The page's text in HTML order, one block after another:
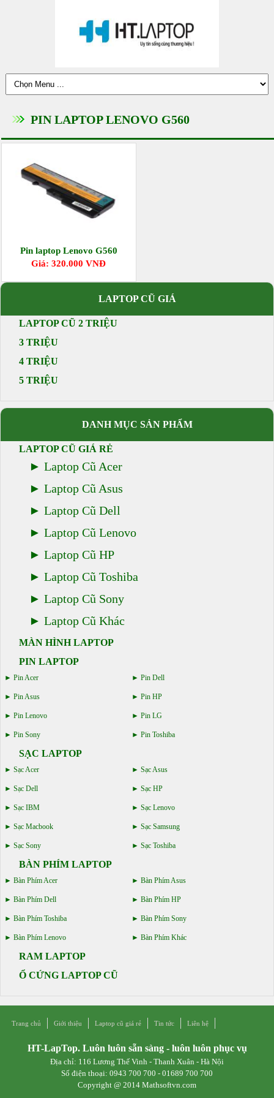
PIN LAPTOP LENOVO G560
Pin laptop Lenovo G560
Giá: 320.000 VNĐ
LAPTOP CŨ GIÁ
LAPTOP CŨ 2 TRIỆU
3 TRIỆU
4 TRIỆU
5 TRIỆU
DANH MỤC SẢN PHẨM
LAPTOP CŨ GIÁ RẺ
Laptop Cũ Acer
Laptop Cũ Asus
Laptop Cũ Dell
Laptop Cũ Lenovo
Laptop Cũ HP
Laptop Cũ Toshiba
Laptop Cũ Sony
Laptop Cũ Khác
MÀN HÌNH LAPTOP
PIN LAPTOP
Pin Acer Pin Dell
Pin Asus Pin HP
Pin Lenovo Pin LG
Pin Sony Pin Toshiba
SẠC LAPTOP
Sạc Acer Sạc Asus
Sạc Dell Sạc HP
Sạc IBM Sạc Lenovo
Sạc Macbook Sạc Samsung
Sạc Sony Sạc Toshiba
BÀN PHÍM LAPTOP
Bàn Phím Acer Bàn Phím Asus
Bàn Phím Dell Bàn Phím HP
Bàn Phím Toshiba Bàn Phím Sony
Bàn Phím Lenovo Bàn Phím Khác
RAM LAPTOP
Ổ CỨNG LAPTOP CŨ
Trang chủ Giới thiệu Laptop cũ giá rẻ Tin tức Liên hệ
HT-LapTop. Luôn luôn sẵn sàng - luôn luôn phục vụ
Địa chỉ: 116 Lương Thế Vinh - Thanh Xuân - Hà Nội
Số điện thoại: 0943 700 700 - 01689 700 700
Copyright @ 2014 Mathsoftvn.com